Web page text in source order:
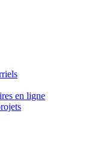
en ligne